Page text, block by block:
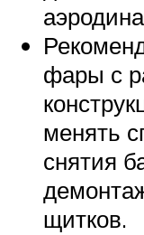
фары с
менять
снятия
щитков.